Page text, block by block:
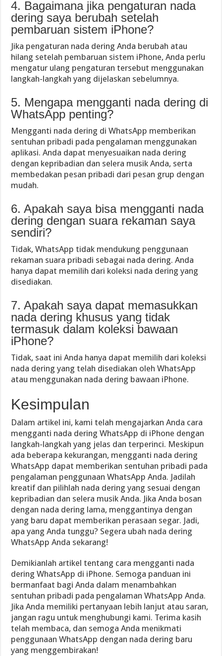
4. Bagaimana jika pengaturan nada
dering saya berubah setelah
pembaruan sistem iPhone?
Jika pengaturan nada dering Anda berubah atau
hilang setelah pembaruan sistem iPhone, Anda perlu
mengatur ulang pengaturan tersebut menggunakan
langkah-langkah yang dijelaskan sebelumnya.
5. Mengapa mengganti nada dering di
WhatsApp penting?
Mengganti nada dering di WhatsApp memberikan
sentuhan pribadi pada pengalaman menggunakan
aplikasi. Anda dapat menyesuaikan nada dering
dengan kepribadian dan selera musik Anda, serta
membedakan pesan pribadi dari pesan grup dengan
mudah.
6. Apakah saya bisa mengganti nada
dering dengan suara rekaman saya
sendiri?
Tidak, WhatsApp tidak mendukung penggunaan
rekaman suara pribadi sebagai nada dering. Anda
hanya dapat memilih dari koleksi nada dering yang
disediakan.
7. Apakah saya dapat memasukkan
nada dering khusus yang tidak
termasuk dalam koleksi bawaan
iPhone?
Tidak, saat ini Anda hanya dapat memilih dari koleksi
nada dering yang telah disediakan oleh WhatsApp
atau menggunakan nada dering bawaan iPhone.
Kesimpulan
Dalam artikel ini, kami telah mengajarkan Anda cara
mengganti nada dering WhatsApp di iPhone dengan
langkah-langkah yang jelas dan terperinci. Meskipun
ada beberapa kekurangan, mengganti nada dering
WhatsApp dapat memberikan sentuhan pribadi pada
pengalaman penggunaan WhatsApp Anda. Jadilah
kreatif dan pilihlah nada dering yang sesuai dengan
kepribadian dan selera musik Anda. Jika Anda bosan
dengan nada dering lama, menggantinya dengan
yang baru dapat memberikan perasaan segar. Jadi,
apa yang Anda tunggu? Segera ubah nada dering
WhatsApp Anda sekarang!
Demikianlah artikel tentang cara mengganti nada
dering WhatsApp di iPhone. Semoga panduan ini
bermanfaat bagi Anda dalam menambahkan
sentuhan pribadi pada pengalaman WhatsApp Anda.
Jika Anda memiliki pertanyaan lebih lanjut atau saran,
jangan ragu untuk menghubungi kami. Terima kasih
telah membaca, dan semoga Anda menikmati
penggunaan WhatsApp dengan nada dering baru
yang menggembirakan!